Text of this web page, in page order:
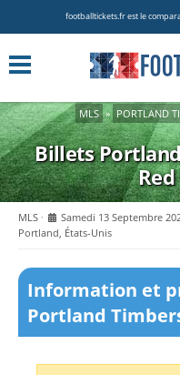
footballtickets.fr est le
MLS » PORTLAND
Billets
MLS Samedi 13 Septembre
Portland, États-Unis
Information et
Portland